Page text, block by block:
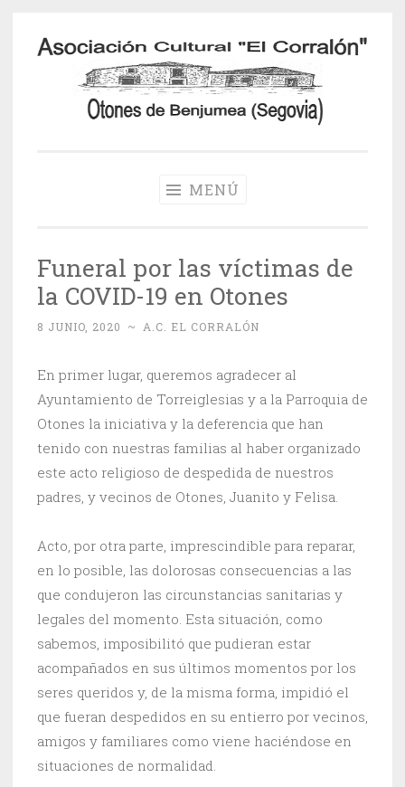
Saltar
contenido
MENÚ
Funeral por las víctimas de
la COVID-19 en Otones
8 JUNIO, 2020 ~ A.C. EL CORRALÓN
En primer lugar, queremos agradecer al
Ayuntamiento de Torreiglesias y a la Parroquia de
Otones la iniciativa y la deferencia que han
tenido con nuestras familias al haber organizado
este acto religioso de despedida de nuestros
padres, y vecinos de Otones, Juanito y Felisa.
Acto, por otra parte, imprescindible para reparar,
en lo posible, las dolorosas consecuencias a las
que condujeron las circunstancias sanitarias y
legales del momento. Esta situación, como
sabemos, imposibilitó que pudieran estar
acompañados en sus últimos momentos por los
seres queridos y, de la misma forma, impidió el
que fueran despedidos en su entierro por vecinos,
amigos y familiares como viene haciéndose en
situaciones de normalidad.